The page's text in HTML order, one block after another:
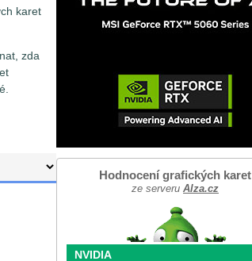
karet
zda
Hodnocení grafických karet
ze serveru Alza.cz
NVIDIA